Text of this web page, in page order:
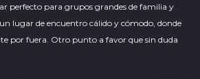
perfecto para grupos grandes de familia y
lugar de encuentro cálido y cómodo, donde
por fuera. Otro punto a favor que sin duda